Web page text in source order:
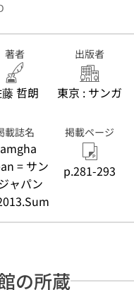
著者
哲朗
出版者
東京 : サンガ
載誌名
= サン
ャパン
掲載ページ
p.281-293
の所蔵